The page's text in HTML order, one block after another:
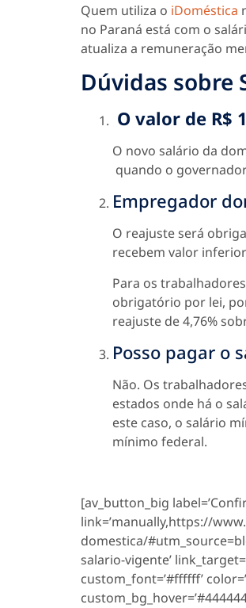
Quem utiliza o iDoméstica
no Paraná está com o
atualiza a remuneração
Dúvidas sobre
O valor de R$
O novo salário da
quando o
Empregador
O reajuste será
recebem valor inferior
Para os
obrigatório por lei,
reajuste de 4,76%
Posso pagar o
Não. Os
estados onde há o
este caso, o salário
mínimo federal.
[av_button_big
link=’manually,https://
domestica/
salario-vigente’
custom_font=’#ffffff’